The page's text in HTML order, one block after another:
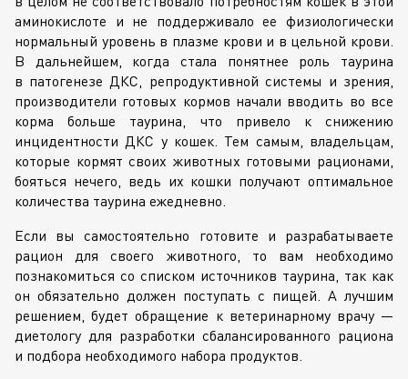
аминокислоте и не поддерживало ее физиологически
нормальный уровень в плазме крови и в цельной крови.
В дальнейшем, когда стала понятнее роль таурина
в патогенезе ДКС, репродуктивной системы и зрения,
производители готовых кормов начали вводить во все
корма больше таурина, что привело к снижению
инцидентности ДКС у кошек. Тем самым, владельцам,
которые кормят своих животных готовыми рационами,
бояться нечего, ведь их кошки получают оптимальное
количества таурина ежедневно.
Если вы самостоятельно готовите и разрабатываете
рацион для своего животного, то вам необходимо
познакомиться со списком источников таурина, так как
он обязательно должен поступать с пищей. А лучшим
решением, будет обращение к ветеринарному врачу —
диетологу для разработки сбалансированного рациона
и подбора необходимого набора продуктов.